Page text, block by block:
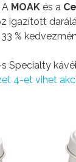
MOAK és a
igazított
%
Specialty
4-et vihet